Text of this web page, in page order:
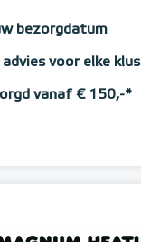
bezorgdatum
advies voor elke klus
vanaf € 150,-*